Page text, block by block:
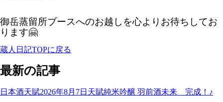
御岳蒸留所ブースへのお越しを心よりお待ちしてお
ります🤗
蔵人日記TOPに戻る
最新の記事
日本酒天賦2026年8月7日 天賦純米吟醸 羽前酒未来 完成！♪